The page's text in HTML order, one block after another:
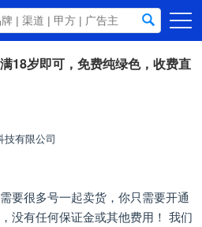
18岁即可，免费纯绿色，收费直
技有限公司
要很多号一起卖货，你只需要开通
没有任何保证金或其他费用！ 我们